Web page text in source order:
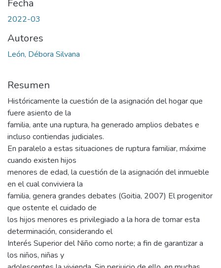
Fecha
2022-03
Autores
León, Débora Silvana
Resumen
Históricamente la cuestión de la asignación del hogar que
fuere asiento de la
familia, ante una ruptura, ha generado amplios debates e
incluso contiendas judiciales.
En paralelo a estas situaciones de ruptura familiar, máxime
cuando existen hijos
menores de edad, la cuestión de la asignación del inmueble
en el cual conviviera la
familia, genera grandes debates (Goitia, 2007) El progenitor
que ostente el cuidado de
los hijos menores es privilegiado a la hora de tomar esta
determinación, considerando el
Interés Superior del Niño como norte; a fin de garantizar a
los niños, niñas y